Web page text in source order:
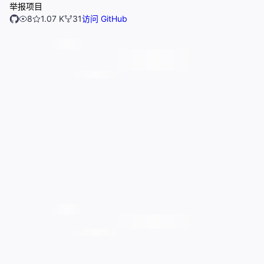
举报项目
8
1.07 K 31访问 GitHub